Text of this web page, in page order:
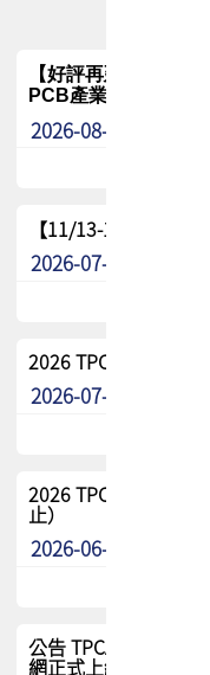
【好評再延長】PCB
PCB產業專屬 AI 知識
2026-08-04
【11/13-15】2026
2026-07-22
2026 TPCA中南區會
2026-07-08
2026 TPCA健康盃保
止）
2026-06-29
公告 TPCA 台灣電路
網正式上線！